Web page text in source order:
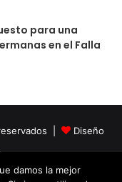
para una
en el Falla
|
Diseño
damos la mejor